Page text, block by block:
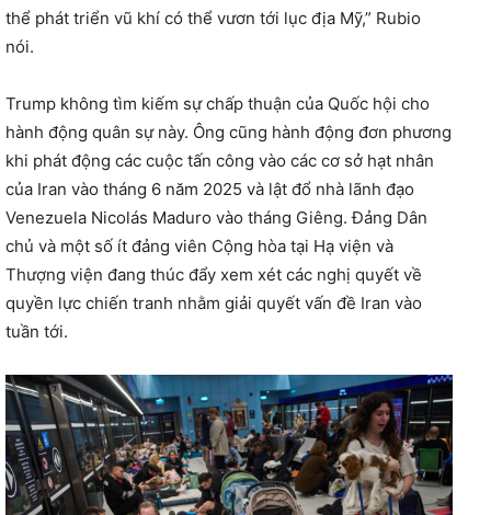
thể phát triển vũ khí có thể vươn tới lục địa Mỹ,” Rubio
nói.
Trump không tìm kiếm sự chấp thuận của Quốc hội cho
hành động quân sự này. Ông cũng hành động đơn phương
khi phát động các cuộc tấn công vào các cơ sở hạt nhân
của Iran vào tháng 6 năm 2025 và lật đổ nhà lãnh đạo
Venezuela Nicolás Maduro vào tháng Giêng. Đảng Dân
chủ và một số ít đảng viên Cộng hòa tại Hạ viện và
Thượng viện đang thúc đẩy xem xét các nghị quyết về
quyền lực chiến tranh nhằm giải quyết vấn đề Iran vào
tuần tới.